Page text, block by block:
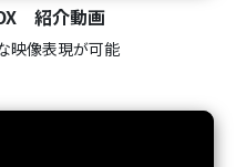
紹介動画
映像表現が可能